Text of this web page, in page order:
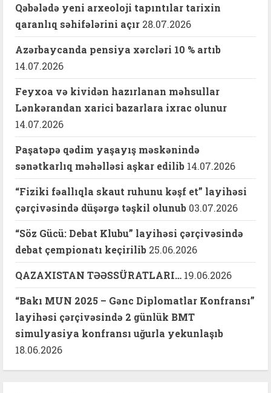
Qəbələdə yeni arxeoloji tapıntılar tarixin
qaranlıq səhifələrini açır 28.07.2026
Azərbaycanda pensiya xərcləri 10 % artıb
14.07.2026
Feyxoa və kividən hazırlanan məhsullar
Lənkərandan xarici bazarlara ixrac olunur
14.07.2026
Paşatəpə qədim yaşayış məskənində
sənətkarlıq məhəlləsi aşkar edilib 14.07.2026
“Fiziki fəallıqla skaut ruhunu kəşf et” layihəsi
çərçivəsində düşərgə təşkil olunub 03.07.2026
“Söz Gücü: Debat Klubu” layihəsi çərçivəsində
debat çempionatı keçirilib 25.06.2026
QAZAXISTAN TƏƏSSÜRATLARI… 19.06.2026
“Bakı MUN 2025 – Gənc Diplomatlar Konfransı”
layihəsi çərçivəsində 2 günlük BMT
simulyasiya konfransı uğurla yekunlaşıb
18.06.2026